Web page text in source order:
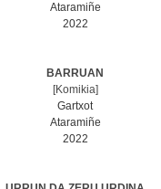
Ataramiñe
2022
BARRUAN
[Komikia]
Gartxot
Ataramiñe
2022